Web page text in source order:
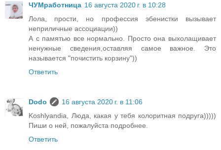
ЧУМработница 16 августа 2020 г. в 10:28
Лола, прости, но профессия эбенистки вызывает
неприличные ассоциации))
А с памятью все нормально. Просто она выхолащивает
ненужные сведения,оставляя самое важное. Это
называется "почистить корзину"))
Ответить
Dodo
16 августа 2020 г. в 11:06
Koshlyandia, Люда, какая у тебя колоритная подруга)))))
Пиши о ней, пожалуйста подробнее.
Ответить